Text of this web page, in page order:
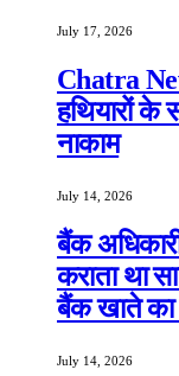
July 17, 2026
Chatra
हथियारों के
नाकाम
July 14, 2026
बैंक
कराता था
बैंक खाते का
July 14, 2026